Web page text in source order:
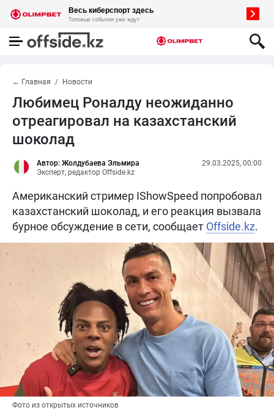
← Главная Новости
Любимец Роналду неожиданно
отреагировал на казахстанский
шоколад
Автор: Жолдубаева Эльмира
Эксперт, редактор Offside.kz
29.03.2025, 00:00
Американский стример IShowSpeed попробовал
казахстанский шоколад, и его реакция вызвала
бурное обсуждение в сети, сообщает Offside.kz.
Фото из открытых источников